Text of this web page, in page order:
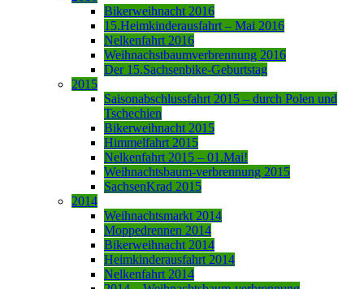
Bikerweihnacht 2016
15.Heimkinderausfahrt – Mai 2016
Nelkenfahrt 2016
Weihnachstbaumverbrennung 2016
Der 15.Sachsenbike-Geburtstag
2015
Saisonabschlussfahrt 2015 – durch Polen und
Tschechien
Bikerweihnacht 2015
Himmelfahrt 2015
Nelkenfahrt 2015 – 01.Mai!
Weihnachtsbaum-verbrennung 2015
SachsenKrad 2015
2014
Weihnachtsmarkt 2014
Moppedrennen 2014
Bikerweihnacht 2014
Heimkinderausfahrt 2014
Nelkenfahrt 2014